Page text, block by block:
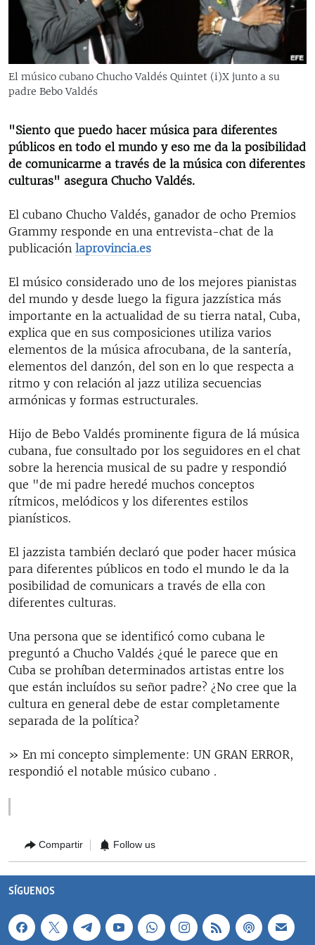
RADIO MARTÍ
ESPECIALES
ESPECIALES
LA REALIDAD DE LA VIVIENDA EN CUBA
KENTU-CUBANO
LOS SANTOS DE HIALEAH
DESINFORMACIÓN RUSA EN AMÉRICA LATINA
LA INVASIÓN DE RUSIA A UCRANIA
MULTIMEDIA
EDITORIALES
SÍGUENOS
El músico cubano Chucho Valdés Quintet (i)X junto a su
padre Bebo Valdés
"Siento que puedo hacer música para diferentes
públicos en todo el mundo y eso me da la posibilidad
de comunicarme a través de la música con diferentes
culturas" asegura Chucho Valdés.
El cubano Chucho Valdés, ganador de ocho Premios
Grammy responde en una entrevista-chat de la
publicación laprovincia.es
El músico considerado uno de los mejores pianistas
del mundo y desde luego la figura jazzística más
importante en la actualidad de su tierra natal, Cuba,
explica que en sus composiciones utiliza varios
elementos de la música afrocubana, de la santería,
elementos del danzón, del son en lo que respecta a
ritmo y con relación al jazz utiliza secuencias
armónicas y formas estructurales.
Hijo de Bebo Valdés prominente figura de lá música
cubana, fue consultado por los seguidores en el chat
sobre la herencia musical de su padre y respondió
que "de mi padre heredé muchos conceptos
rítmicos, melódicos y los diferentes estilos
pianísticos.
El jazzista también declaró que poder hacer música
para diferentes públicos en todo el mundo le da la
posibilidad de comunicars a través de ella con
diferentes culturas.
Una persona que se identificó como cubana le
preguntó a Chucho Valdés ¿qué le parece que en
Cuba se prohíban determinados artistas entre los
que están incluídos su señor padre? ¿No cree que la
cultura en general debe de estar completamente
separada de la política?
» En mi concepto simplemente: UN GRAN ERROR,
respondió el notable músico cubano .
Compartir Follow us
SÍGUENOS